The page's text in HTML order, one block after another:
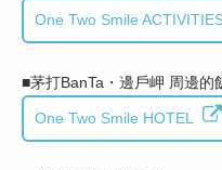
One Two Smile
■茅打BanTa・邊戶岬 周邊的
One Two Smile HOTEL